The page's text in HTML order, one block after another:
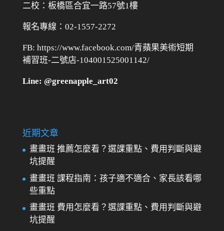
二校： 板橋區合宜一路57號1樓
報名專線：02-1557-2272
FB: https://www.facebook.com/青蘋果美術短期
補習班-二號店-104001525001142/
Line: @greenapple_art02
近期文章
畫畫班 推薦怎麼看？選課重點、費用判斷與避
坑提醒
畫畫班 課程指南：孩子適不適合、家長該看哪
些重點
畫畫班 費用怎麼看？選課重點、費用判斷與避
坑提醒